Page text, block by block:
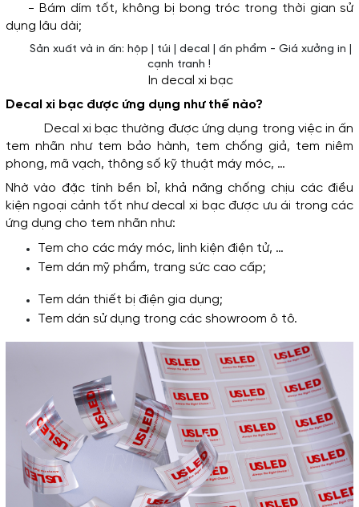
- Bám dím tốt, không bị bong tróc trong thời gian sử
dụng lâu dài;
In decal xi bạc
Decal xi bạc được ứng dụng như thế nào?
Decal xi bạc thường được ứng dụng trong việc in ấn
tem nhãn như tem bảo hành, tem chống giả, tem niêm
phong, mã vạch, thông số kỹ thuật máy móc, …
Nhờ vào đặc tính bền bỉ, khả năng chống chịu các điều
kiện ngoại cảnh tốt như decal xi bạc được ưu ái trong các
ứng dụng cho tem nhãn như:
Tem cho các máy móc, linh kiện điện tử, …
Tem dán mỹ phẩm, trang sức cao cấp;
Tem dán thiết bị điện gia dụng;
Tem dán sử dụng trong các showroom ô tô.